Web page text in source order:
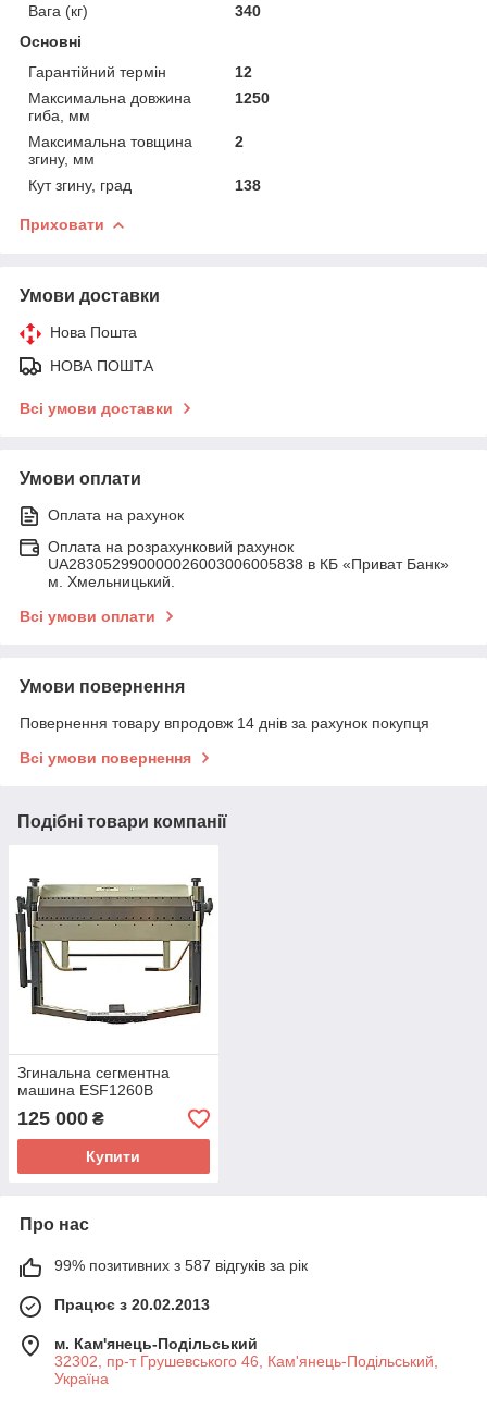
Вага (кг)
340
Основні
Гарантійний термін
12
Максимальна довжина
гиба, мм
1250
Максимальна товщина
згину, мм
2
Кут згину, град 138
Приховати
Умови доставки
Нова Пошта
НОВА ПОШТА
Всі умови доставки
Умови оплати
Оплата на рахунок
Оплата на розрахунковий рахунок
UA283052990000026003006005838 в КБ «Приват Банк»
м. Хмельницький.
Всі умови оплати
Умови повернення
Повернення товару впродовж 14 днів за рахунок покупця
Всі умови повернення
Подібні товари компанії
Згинальна сегментна
машина ESF1260B
125 000 ₴
Купити
Про нас
99% позитивних з 587 відгуків за рік
Працює з 20.02.2013
м. Кам'янець-Подільський
32302, пр-т Грушевського 46, Кам'янець-Подільський,
Україна